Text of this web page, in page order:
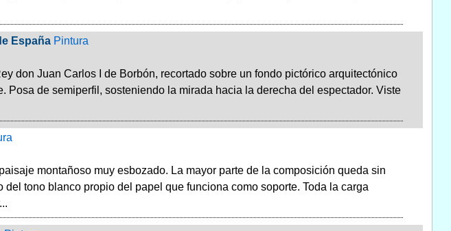
España Pintura
don Juan Carlos I de Borbón, recortado sobre un fondo pictórico arquitectónico
Posa de semiperfil, sosteniendo la mirada hacia la derecha del espectador. Viste
montañoso muy esbozado. La mayor parte de la composición queda sin
tono blanco propio del papel que funciona como soporte. Toda la carga